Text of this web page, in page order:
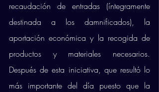
recaudación de entradas (íntegramente
destinada a los damnificados), la
aportación económica y la recogida de
productos y materiales necesarios.
Después de esta iniciativa, que resultó lo
más importante del día puesto que la